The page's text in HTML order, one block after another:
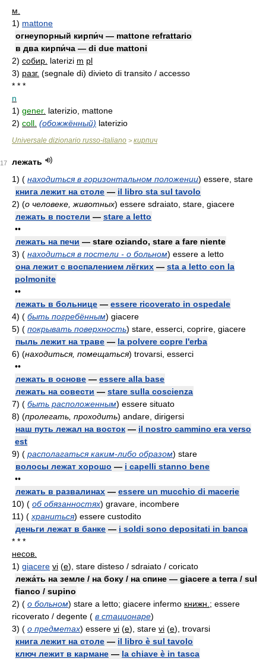
м.
1) mattone
огнеупорный кирпи́ч — mattone refrattario
в два кирпи́ча — di due mattoni
2) собир. laterizi m pl
3) разг. (segnale di) divieto di transito / accesso
* * *
n
1) gener. laterizio, mattone
2) coll. (обожжённый) laterizio
Universale dizionario russo-italiano > кирпич
17
лежать
1) ( находиться в горизонтальном положении) essere, stare
книга лежит на столе — il libro sta sul tavolo
2) (о человеке, животных) essere sdraiato, stare, giacere
лежать в постели — stare a letto
••
лежать на печи — stare oziando, stare a fare niente
3) ( находиться в постели - о больном) essere a letto
она лежит с воспалением лёгких — sta a letto con la
polmonite
••
лежать в больнице — essere ricoverato in ospedale
4) ( быть погребённым) giacere
5) ( покрывать поверхность) stare, esserci, coprire, giacere
пыль лежит на траве — la polvere copre l'erba
6) (находиться, помещаться) trovarsi, esserci
••
лежать в основе — essere alla base
лежать на совести — stare sulla coscienza
7) ( быть расположенным) essere situato
8) (пролегать, проходить) andare, dirigersi
наш путь лежал на восток — il nostro cammino era verso
est
9) ( располагаться каким-либо образом) stare
волосы лежат хорошо — i capelli stanno bene
••
лежать в развалинах — essere un mucchio di macerie
10) ( об обязанностях) gravare, incombere
11) ( храниться) essere custodito
деньги лежат в банке — i soldi sono depositati in banca
* * *
несов.
1) giacere vi (e) , stare disteso / sdraiato / coricato
лежа́ть на земле / на боку / на спине — giacere a terra / sul
fianco / supino
2) ( о больном) stare a letto; giacere infermo книжн. ; essere
ricoverato / degente ( в стационаре)
3) ( о предметах) essere vi (e) , stare vi (e) , trovarsi
книга лежит на столе — il libro è sul tavolo
ключ лежит в кармане — la chiave è in tasca